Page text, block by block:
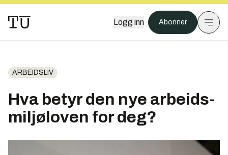
Logg inn Abonner
ARBEIDSLIV
Hva betyr den nye arbeids-
miljøloven for deg?